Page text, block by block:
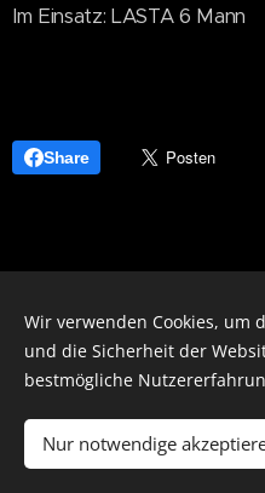
Im Einsatz: LASTA 6 Mann
Share
Notruf
Wir verwenden Cookies, um
und die Sicherheit der
bestmögliche
Nur notwendige